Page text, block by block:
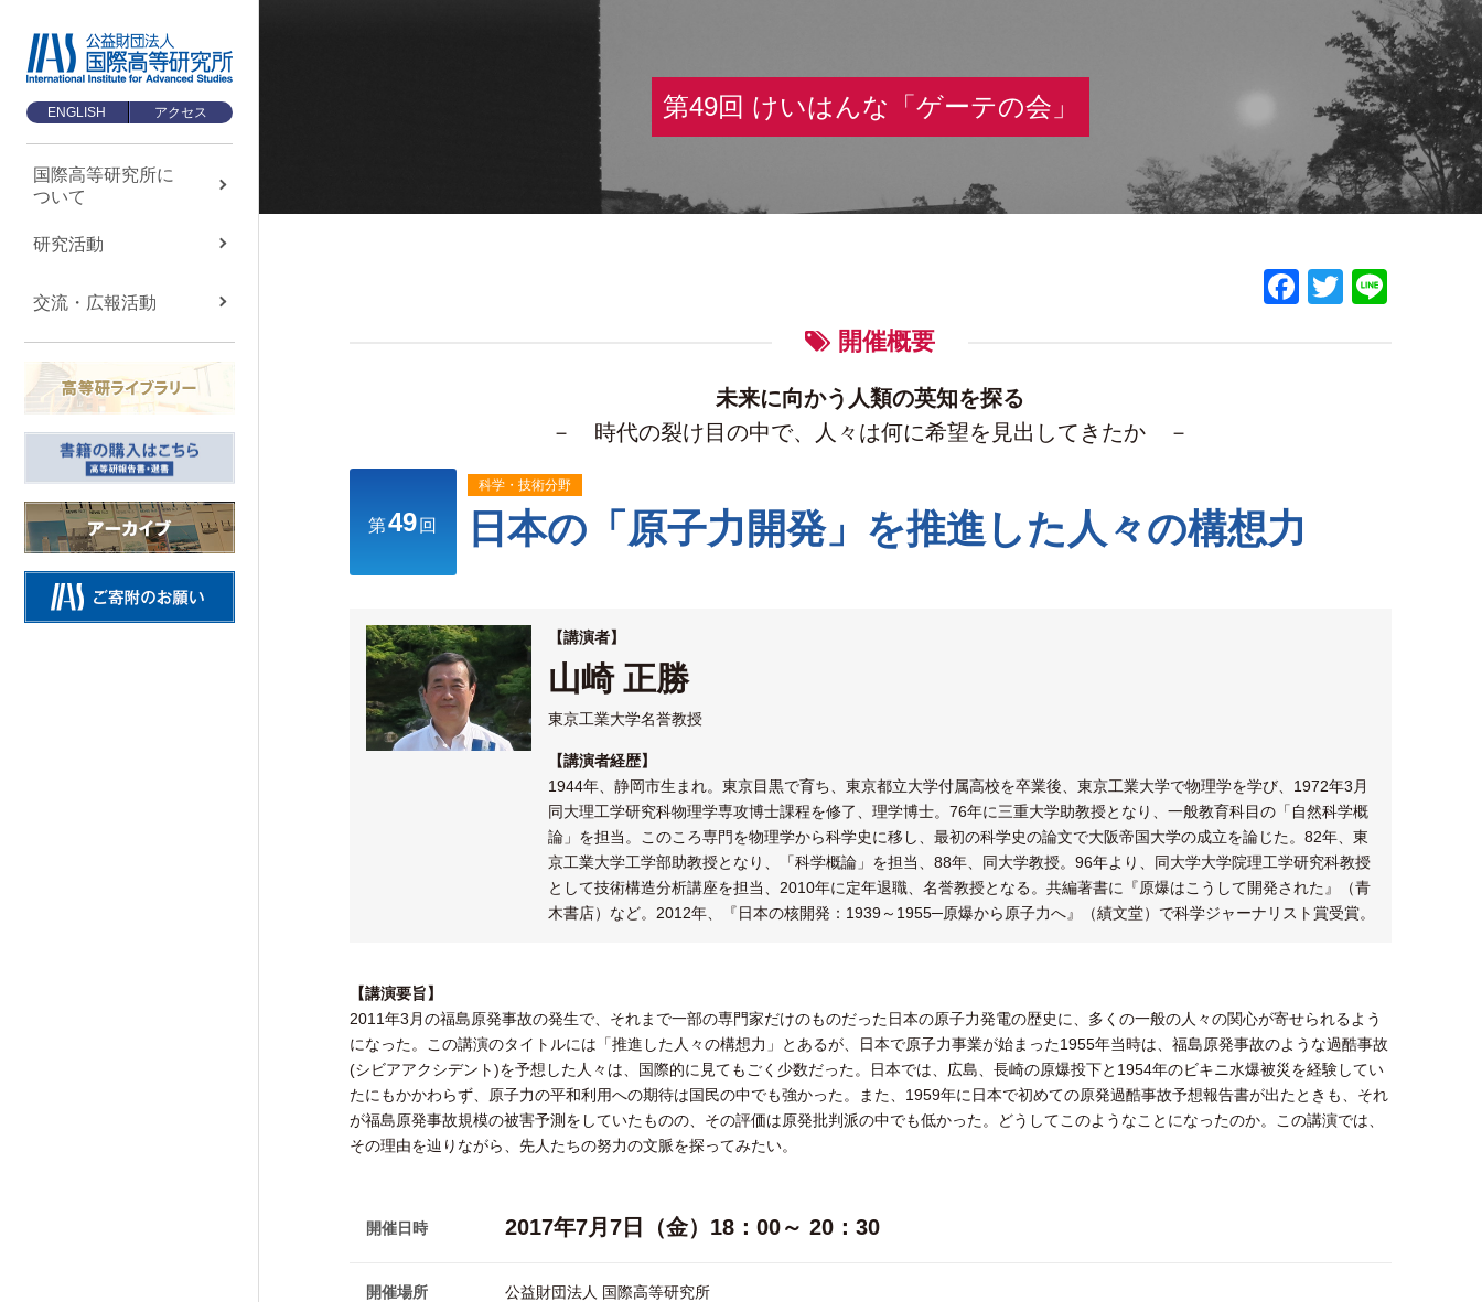
ENGLISH アクセス
国際高等研究所に
ついて
研究活動
交流・広報活動
国際高等研究所に
ついて
TOP
基本理念・ミッション
設立経緯・歩み
組織・運営について
情報公開
第49回 けいはんな「ゲーテの会」
Facebook
Twitter
開催概要
未来に向かう人類の英知を探る
－ 時代の裂け目の中で、人々は何に希望を見出してきたか －
第49 回
科学・技術分野
日本の「原子力開発」を推進した人々の構想力
【講演者】
山崎 正勝
東京工業大学名誉教授
【講演者経歴】
1944年、静岡市生まれ。東京目黒で育ち、東京都立大学付属高校を卒業後、東京工業大学で物理学を学び、1972年3月
同大理工学研究科物理学専攻博士課程を修了、理学博士。76年に三重大学助教授となり、一般教育科目の「自然科学概
論」を担当。このころ専門を物理学から科学史に移し、最初の科学史の論文で大阪帝国大学の成立を論じた。82年、東
京工業大学工学部助教授となり、「科学概論」を担当、88年、同大学教授。96年より、同大学大学院理工学研究科教授
として技術構造分析講座を担当、2010年に定年退職、名誉教授となる。共編著書に『原爆はこうして開発された』（青
木書店）など。2012年、『日本の核開発：1939～1955─原爆から原子力へ』（績文堂）で科学ジャーナリスト賞受賞。
【講演要旨】
2011年3月の福島原発事故の発生で、それまで一部の専門家だけのものだった日本の原子力発電の歴史に、多くの一般の人々の関心が寄せられるよう
になった。この講演のタイトルには「推進した人々の構想力」とあるが、日本で原子力事業が始まった1955年当時は、福島原発事故のような過酷事故
(シビアアクシデント)を予想した人々は、国際的に見てもごく少数だった。日本では、広島、長崎の原爆投下と1954年のビキニ水爆被災を経験してい
たにもかかわらず、原子力の平和利用への期待は国民の中でも強かった。また、1959年に日本で初めての原発過酷事故予想報告書が出たときも、それ
が福島原発事故規模の被害予測をしていたものの、その評価は原発批判派の中でも低かった。どうしてこのようなことになったのか。この講演では、
その理由を辿りながら、先人たちの努力の文脈を探ってみたい。
開催日時 2017年7月7日（金）18：00～ 20：30
開催場所 公益財団法人 国際高等研究所